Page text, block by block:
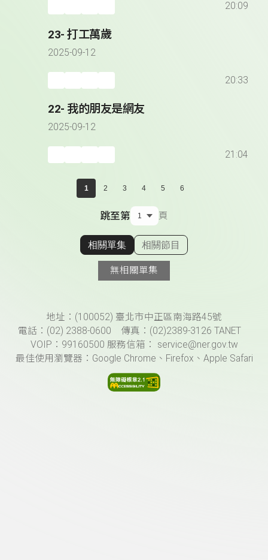
20:09
23- 打工萬歲
2025-09-12
20:33
22- 我的朋友是網友
2025-09-12
21:04
1 2 3 4 5 6
跳至第 頁
顯示相關單集
相關單集 相關節目
無相關單集
頁尾資訊地址：(100052) 臺北市中正區南海路45號
電話：(02) 2388-0600 傳真：(02)2389-3126 TANET
VOIP：99160500 服務信箱： service@ner.gov.tw
最佳使用瀏覽器：Google Chrome、Firefox、Apple Safari